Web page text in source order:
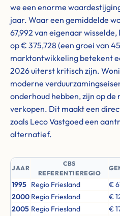
we een enorme
jaar. Waar een gemiddelde
67,992 van eigenaar
op € 375,728 (een groei van
marktontwikkeling betekent
2026 uiterst kritisch zijn.
moderne
onderhoud hebben, zijn op
verkopen. Dit maakt een
zoals Leco Vastgoed een
alternatief.
JAAR
CBS
REFERENTIEREGIO
1995 Regio Friesland
€
2000 Regio Friesland
€
2005 Regio Friesland
€